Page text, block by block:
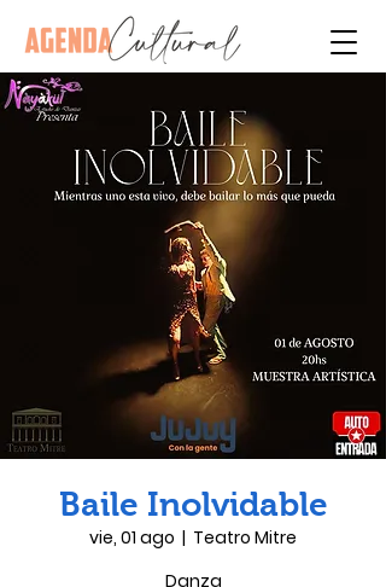
Baile Inolvidable
vie, 01 ago
  |
Teatro Mitre
Danza